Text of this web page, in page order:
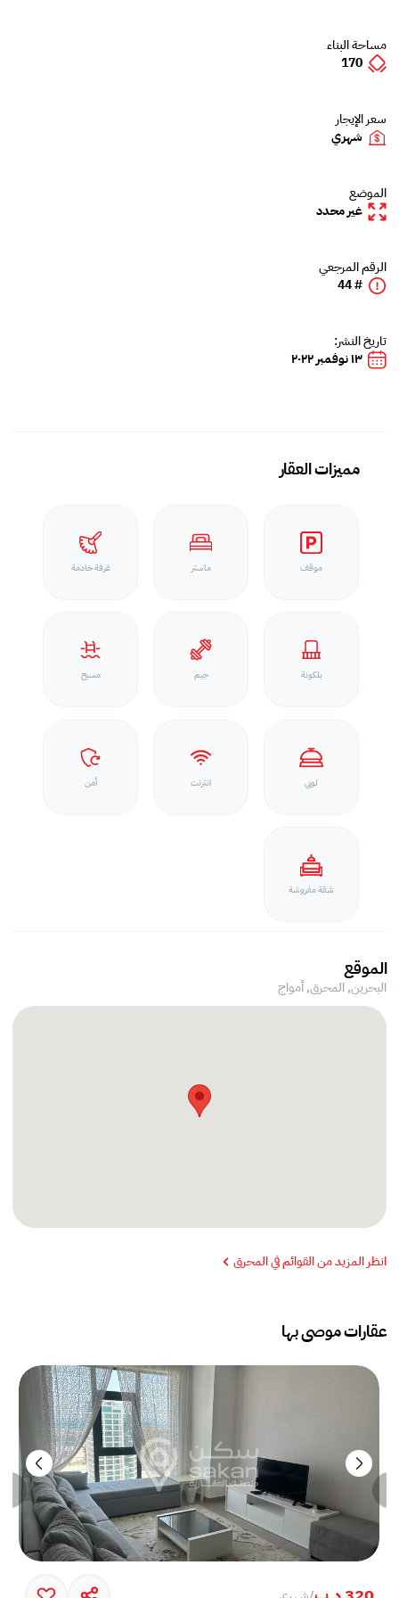
مساحة البناء
170
سعر الإيجار
شهري
الموضع
غير محدد
الرقم المرجعي
# 44
تاريخ النشر:
١٣ نوفمبر ٢٠٢٢
مميزات العقار
موقف ماستر غرفة خادمة
بلكونة جيم مسبح
لوبي انترنت أمن
شقة مفروشة
الموقع
البحرين, المحرق,أمواج
انظر المزيد من القوائم في المحرق
عقارات موصى بها